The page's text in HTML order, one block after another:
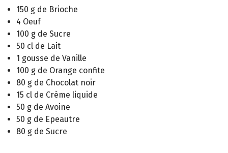
150 g de Brioche
4 Oeuf
100 g de Sucre
50 cl de Lait
1 gousse de Vanille
100 g de Orange confite
80 g de Chocolat noir
15 cl de Crème liquide
50 g de Avoine
50 g de Epeautre
80 g de Sucre